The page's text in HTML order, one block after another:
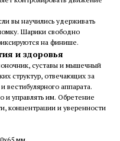
вы научились удерживать
Шарики свободно
на финише.
и здоровья
суставы и мышечный
структур, отвечающих за
аппарата.
и управлять им. Обретение
концентрации и уверенности
мм,